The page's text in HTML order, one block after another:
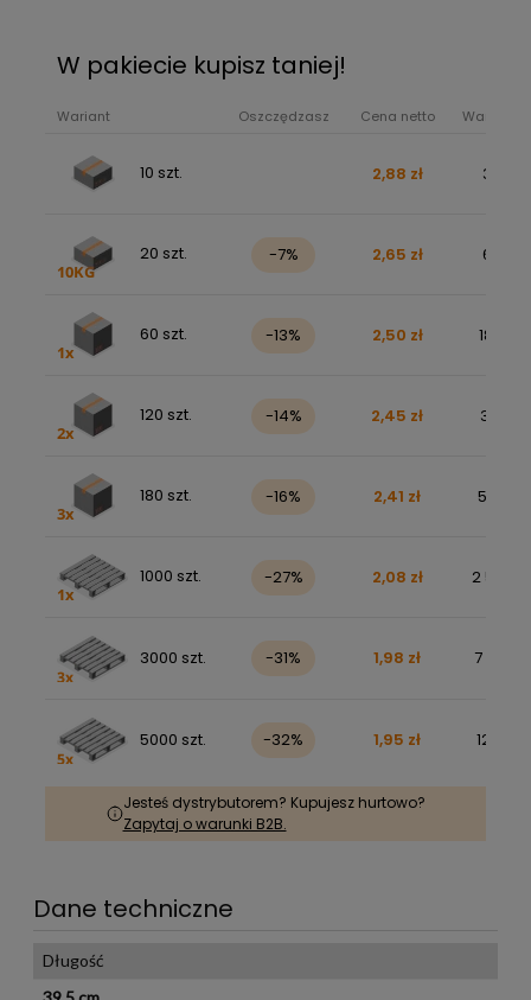
W pakiecie kupisz taniej!
Wariant Oszczędzasz Cena netto Wartość
10 szt. 2,88 zł 35,48
20 szt. -7% 2,65 zł 65,30
60 szt. -13% 2,50 zł 184,34
120 szt. -14% 2,45 zł 361,99
180 szt. -16% 2,41 zł 532,94
1000 szt. -27% 2,08 zł 2
3000 szt. -31% 1,98 zł 7
5000 szt. -32% 1,95 zł 12
Jesteś dystrybutorem? Kupujesz hurtowo?
Zapytaj o warunki B2B.
Dane techniczne
Długość